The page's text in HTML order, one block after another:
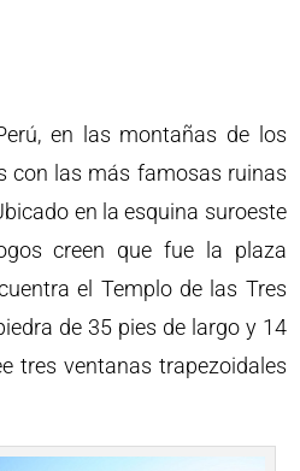
en las montañas de los
con las más famosas ruinas
en la esquina suroeste
creen que fue la plaza
el Templo de las Tres
de 35 pies de largo y 14
tres ventanas trapezoidales